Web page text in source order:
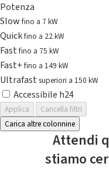
Potenza
Slowfino a 7 kW
Quickfino a 22 kW
Fastfino a 75 kW
Fast+fino a 149 kW
Ultrafast superiori a 150 kW
Accessibile h24
Applica
Cancella filtri
Carica altre colonnine
Attendi
stiamo